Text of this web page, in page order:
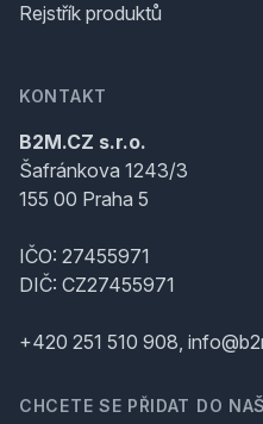
Rejstřík produktů
KONTAKT
B2M.CZ s.r.o.
Šafránkova 1243/3
155 00 Praha 5
IČO: 27455971
DIČ: CZ27455971
+420 251 510 908,
CHCETE SE PŘIDAT DO